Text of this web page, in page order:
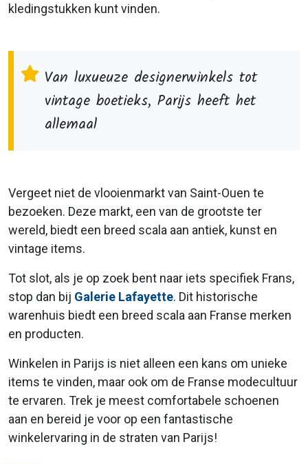
kledingstukken kunt vinden.
Van luxueuze designerwinkels tot
vintage boetieks, Parijs heeft het
allemaal
Vergeet niet de vlooienmarkt van Saint-Ouen te
bezoeken. Deze markt, een van de grootste ter
wereld, biedt een breed scala aan antiek, kunst en
vintage items.
Tot slot, als je op zoek bent naar iets specifiek Frans,
stop dan bij Galerie Lafayette. Dit historische
warenhuis biedt een breed scala aan Franse merken
en producten.
Winkelen in Parijs is niet alleen een kans om unieke
items te vinden, maar ook om de Franse modecultuur
te ervaren. Trek je meest comfortabele schoenen
aan en bereid je voor op een fantastische
winkelervaring in de straten van Parijs!